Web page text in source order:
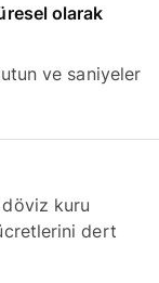
olarak
ve saniyeler
döviz kuru
dert